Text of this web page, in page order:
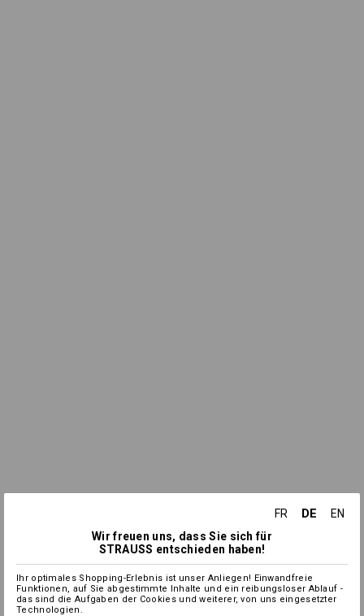
FR DE
EN
Wir freuen uns, dass Sie sich für
STRAUSS entschieden haben!
Ihr optimales Shopping-Erlebnis ist unser Anliegen! Einwandfreie
Funktionen, auf Sie abgestimmte Inhalte und ein reibungsloser Ablauf -
das sind die Aufgaben der Cookies und weiterer, von uns eingesetzter
Technologien.